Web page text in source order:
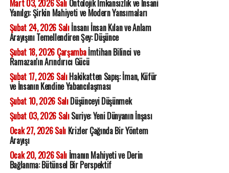
Mart 03, 2026 SalıOntolojik İmkansızlık ve İnsani
Yanılgı: Şirkin Mahiyeti ve Modern Yansımaları
Şubat 24, 2026 Salıİnsanı İnsan Kılan ve Anlam
Arayışını Temellendiren Şey: Düşünce
Şubat 18, 2026 Çarşambaİmtihan Bilinci ve
Ramazan'ın Arındırıcı Gücü
Şubat 17, 2026 SalıHakikatten Sapış: İman, Küfür
ve İnsanın Kendine Yabancılaşması
Şubat 10, 2026 SalıDüşünceyi Düşünmek
Şubat 03, 2026 SalıSuriye: Yeni Dünyanın İnşası
Ocak 27, 2026 SalıKrizler Çağında Bir Yöntem
Arayışı
Ocak 20, 2026 Salıİmanın Mahiyeti ve Derin
Bağlanma: Bütünsel Bir Perspektif